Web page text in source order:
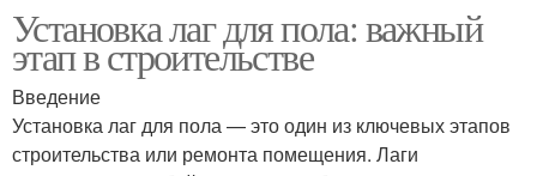
Установка лаг для пола: важный
этап в строительстве
Введение
Установка лаг для пола — это один из ключевых этапов
строительства или ремонта помещения. Лаги